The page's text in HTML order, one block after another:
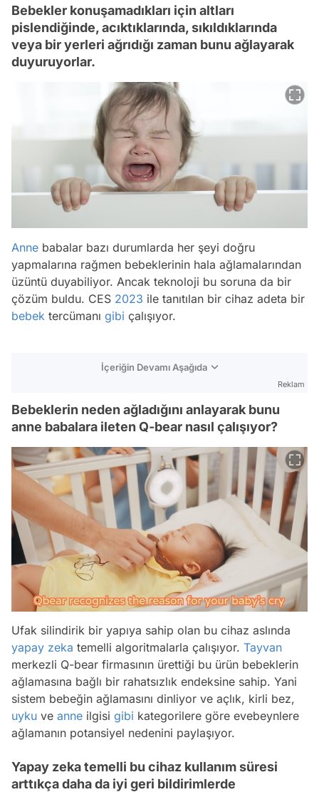
Bebekler konuşamadıkları için altları
pislendiğinde, acıktıklarında, sıkıldıklarında
veya bir yerleri ağrıdığı zaman bunu ağlayarak
duyuruyorlar.
Anne babalar bazı durumlarda her şeyi doğru
yapmalarına rağmen bebeklerinin hala ağlamalarından
üzüntü duyabiliyor. Ancak teknoloji bu soruna da bir
çözüm buldu. CES 2023 ile tanıtılan bir cihaz adeta bir
bebek tercümanı gibi çalışıyor.
İçeriğin Devamı Aşağıda
Reklam
Bebeklerin neden ağladığını anlayarak bunu
anne babalara ileten Q-bear nasıl çalışıyor?
Ufak silindirik bir yapıya sahip olan bu cihaz aslında
yapay zeka temelli algoritmalarla çalışıyor. Tayvan
merkezli Q-bear firmasının ürettiği bu ürün bebeklerin
ağlamasına bağlı bir rahatsızlık endeksine sahip. Yani
sistem bebeğin ağlamasını dinliyor ve açlık, kirli bez,
uyku ve anne ilgisi gibi kategorilere göre evebeynlere
ağlamanın potansiyel nedenini paylaşıyor.
Yapay zeka temelli bu cihaz kullanım süresi
arttıkça daha da iyi geri bildirimlerde